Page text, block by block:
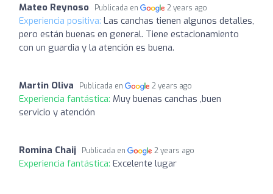
Mateo Reynoso Publicada en 2 years ago
Experiencia positiva: Las canchas tienen algunos detalles,
pero están buenas en general. Tiene estacionamiento
con un guardia y la atención es buena.
Martin Oliva Publicada en 2 years ago
Experiencia fantástica: Muy buenas canchas ,buen
servicio y atención
Romina Chaij Publicada en 2 years ago
Experiencia fantástica: Excelente lugar